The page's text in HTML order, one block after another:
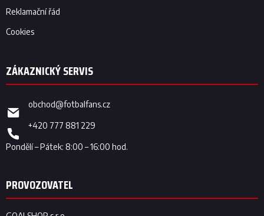
Reklamační řád
Cookies
obchod@fotbalfans.cz
+420 777 881 229